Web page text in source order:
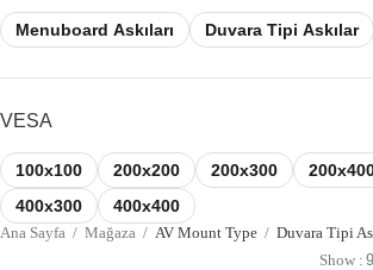
Menuboard Askıları Duvara Tipi Askılar
VESA
100x100 200x200 200x300
400x300
400x400
Ana Sayfa / Mağaza / AV Mount Type / Duvara Tipi
Show : 9